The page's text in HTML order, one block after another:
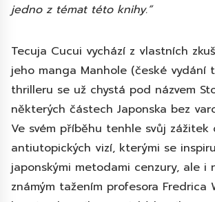
jedno z témat této knihy.“
Tecuja Cucui vychází z vlastních
jeho manga Manhole (české vydání
thrilleru se už chystá pod názvem
některých částech Japonska bez
Ve svém příběhu tenhle svůj zážitek
antiutopických vizí, kterými se
japonskými metodami cenzury, ale i
známým tažením profesora Fredrica